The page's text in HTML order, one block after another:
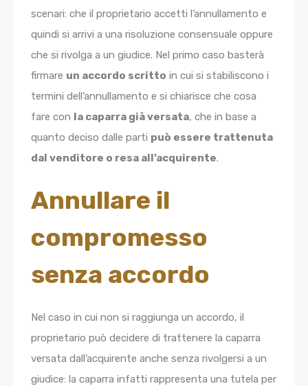
scenari: che il proprietario accetti l’annullamento e
quindi si arrivi a una risoluzione consensuale oppure
che si rivolga a un giudice. Nel primo caso basterà
firmare un accordo scritto in cui si stabiliscono i
termini dell’annullamento e si chiarisce che cosa
fare con la caparra già versata, che in base a
quanto deciso dalle parti può essere trattenuta
dal venditore o resa all’acquirente.
Annullare il
compromesso
senza accordo
Nel caso in cui non si raggiunga un accordo, il
proprietario può decidere di trattenere la caparra
versata dall’acquirente anche senza rivolgersi a un
giudice: la caparra infatti rappresenta una tutela per